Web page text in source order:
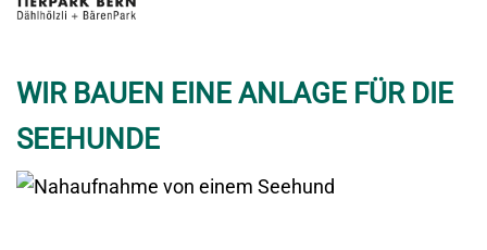
Seehunde
WIR BAUEN EINE ANLAGE FÜR DIE
SEEHUNDE